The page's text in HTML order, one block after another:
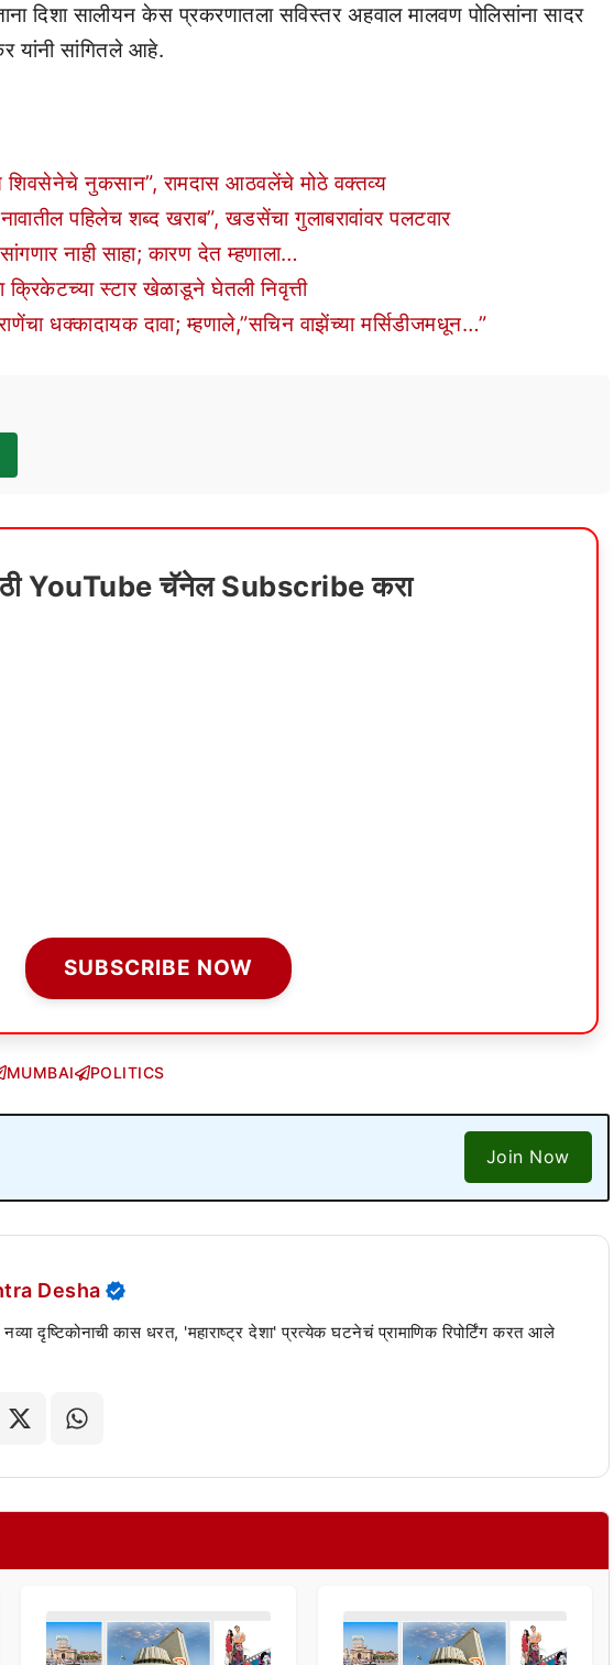
दिशा सालीयन केस प्रकरणातला सविस्तर अहवाल मालवण पोलिसांना सादर
यांनी सांगितले आहे.
शिवसेनेचे नुकसान”, रामदास आठवलेंचे मोठे वक्तव्य
पहिलेच शब्द खराब”, खडसेंचा गुलाबरावांवर पलटवार
नाही साहा; कारण देत म्हणाला…
क्रिकेटच्या स्टार खेळाडूने घेतली निवृत्ती
धक्कादायक दावा; म्हणाले,”सचिन वाझेंच्या मर्सिडीजमधून…”
YouTube चॅनेल Subscribe करा
SUBSCRIBE NOW
MUMBAI POLITICS
Join Now
Desha
नव्या दृष्टिकोनाची कास धरत, 'महाराष्ट्र देशा' प्रत्येक घटनेचं प्रामाणिक रिपोर्टिंग करत आले